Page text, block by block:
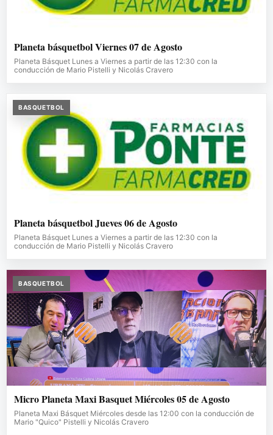
Planeta básquetbol Viernes 07 de Agosto
Planeta Básquet Lunes a Viernes a partir de las 12:30 con la
conducción de Mario Pistelli y Nicolás Cravero
BASQUETBOL
Planeta básquetbol Jueves 06 de Agosto
Planeta Básquet Lunes a Viernes a partir de las 12:30 con la
conducción de Mario Pistelli y Nicolás Cravero
BASQUETBOL
Micro Planeta Maxi Basquet Miércoles 05 de Agosto
Planeta Maxi Básquet Miércoles desde las 12:00 con la conducción de
Mario "Quico" Pistelli y Nicolás Cravero